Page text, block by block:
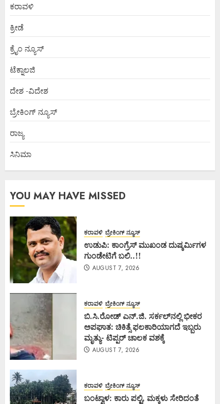
ಕರಾವಳಿ
ಕ್ರೀಡೆ
ಕ್ರೈಂ ನ್ಯೂಸ್
ಟೆಕ್ನಾಲಜಿ
ದೇಶ -ವಿದೇಶ
ಬ್ರೇಕಿಂಗ್ ನ್ಯೂಸ್
ರಾಜ್ಯ
ಸಿನಿಮಾ
YOU MAY HAVE MISSED
ಕರಾವಳಿ ಬ್ರೇಕಿಂಗ್ ನ್ಯೂಸ್
ಉಡುಪಿ: ಕಾಂಗ್ರೆಸ್ ಮುಖಂಡ ದುಷ್ಕರ್ಮಿಗಳ
ಗುಂಡೇಟಿಗೆ ಬಲಿ..!!
AUGUST 7, 2026
ಕರಾವಳಿ ಬ್ರೇಕಿಂಗ್ ನ್ಯೂಸ್
ಬಿ.ಸಿ.ರೋಡ್ ಎನ್.ಜಿ. ಸರ್ಕಲ್‌ನಲ್ಲಿ ಭೀಕರ
ಅಪಘಾತ: ಚಿಕಿತ್ಸೆ ಫಲಕಾರಿಯಾಗದೆ ಇಬ್ಬರು
ಮೃತ್ಯು- ಟಿಪ್ಪರ್ ಚಾಲಕ ವಶಕ್ಕೆ
AUGUST 7, 2026
ಕರಾವಳಿ ಬ್ರೇಕಿಂಗ್ ನ್ಯೂಸ್
ಬಂಟ್ವಾಳ: ಕಾರು ಪಲ್ಟಿ, ಮಕ್ಕಳು ಸೇರಿದಂತೆ